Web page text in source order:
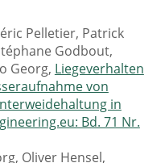
Pelletier, Patrick
Godbout,
Georg, Liegeverhalten
von
in
Bd. 71 Nr.
Oliver Hensel,